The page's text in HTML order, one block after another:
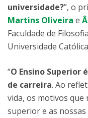
universidade?”, o
Martins Oliveira e
Faculdade de
Universidade
“O Ensino Superior
de carreira. Ao
vida, os motivos que
superior e as